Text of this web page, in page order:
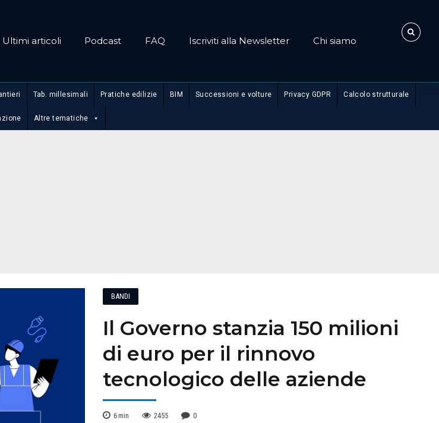
Ultimi articoli Podcast FAQ Iscriviti alla Newsletter Chi siamo
Tab. millesimali Pratiche edilizie BIM Successioni e volture Privacy GDPR Calcolo strutturale
Altre tematiche
BANDI
Il Governo stanzia 150 milioni
di euro per il rinnovo
tecnologico delle aziende
6 min 2455 0